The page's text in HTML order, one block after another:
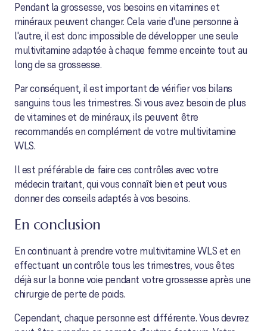
Pendant la grossesse, vos besoins en vitamines et
minéraux peuvent changer. Cela varie d'une personne à
l'autre, il est donc impossible de développer une seule
multivitamine adaptée à chaque femme enceinte tout au
long de sa grossesse.
Par conséquent, il est important de vérifier vos bilans
sanguins tous les trimestres. Si vous avez besoin de plus
de vitamines et de minéraux, ils peuvent être
recommandés en complément de votre multivitamine
WLS.
Il est préférable de faire ces contrôles avec votre
médecin traitant, qui vous connaît bien et peut vous
donner des conseils adaptés à vos besoins.
En conclusion
En continuant à prendre votre multivitamine WLS et en
effectuant un contrôle tous les trimestres, vous êtes
déjà sur la bonne voie pendant votre grossesse après une
chirurgie de perte de poids.
Cependant, chaque personne est différente. Vous devrez